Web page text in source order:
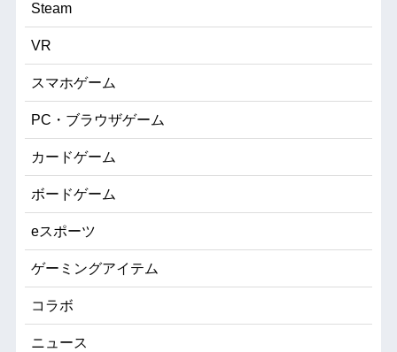
Steam
VR
スマホゲーム
PC・ブラウザゲーム
カードゲーム
ボードゲーム
eスポーツ
ゲーミングアイテム
コラボ
ニュース